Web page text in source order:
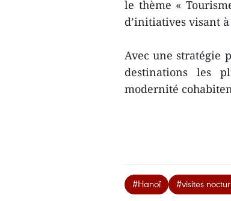
le thème «
d’initiatives visant
Avec une stratégie
destinations les
modernité
#Hanoï #visites